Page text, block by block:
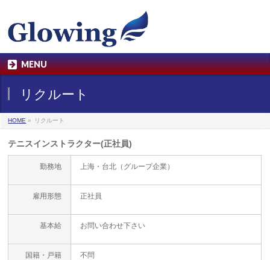
MENU
リクルート
HOME » リクルート
テニスインストラクター(正社員)
勤務地 上海・台北（グループ企業）
雇用形態 正社員
基本給 お問い合わせ下さい
国籍・戸籍 不問